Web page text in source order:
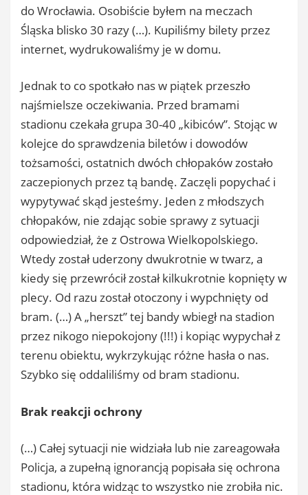
do Wrocławia. Osobiście byłem na meczach
Śląska blisko 30 razy (…). Kupiliśmy bilety przez
internet, wydrukowaliśmy je w domu.
Jednak to co spotkało nas w piątek przeszło
najśmielsze oczekiwania. Przed bramami
stadionu czekała grupa 30-40 „kibiców”. Stojąc w
kolejce do sprawdzenia biletów i dowodów
tożsamości, ostatnich dwóch chłopaków zostało
zaczepionych przez tą bandę. Zaczęli popychać i
wypytywać skąd jesteśmy. Jeden z młodszych
chłopaków, nie zdając sobie sprawy z sytuacji
odpowiedział, że z Ostrowa Wielkopolskiego.
Wtedy został uderzony dwukrotnie w twarz, a
kiedy się przewrócił został kilkukrotnie kopnięty w
plecy. Od razu został otoczony i wypchnięty od
bram. (…) A „herszt” tej bandy wbiegł na stadion
przez nikogo niepokojony (!!!) i kopiąc wypychał z
terenu obiektu, wykrzykując różne hasła o nas.
Szybko się oddaliliśmy od bram stadionu.
Brak reakcji ochrony
(…) Całej sytuacji nie widziała lub nie zareagowała
Policja, a zupełną ignorancją popisała się ochrona
stadionu, która widząc to wszystko nie zrobiła nic.